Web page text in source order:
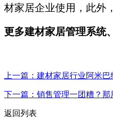
材家居企业使用，此外
更多建材家居管理系统
上一篇 ：建材家居行业阿米
下一篇 ：销售管理一团糟？
返回列表